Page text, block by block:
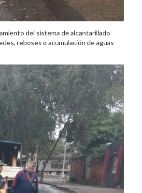
del sistema de alcantarillado
reboses o acumulación de aguas